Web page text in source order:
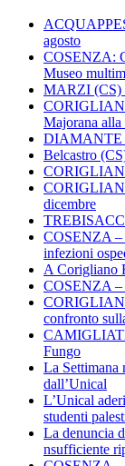
agosto
COSENZA:
Museo
MARZI (CS)
Majorana
DIAMANTE
Belcastro
dicembre
COSENZA –
infezioni
A Corigliano
COSENZA –
confronto
Fungo
La Settimana
dall’Unical
L’Unical
studenti
La denuncia
nsufficiente